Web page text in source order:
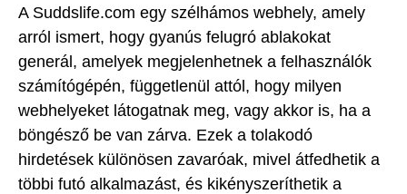
A Suddslife.com egy szélhámos webhely, amely
arról ismert, hogy gyanús felugró ablakokat
generál, amelyek megjelenhetnek a felhasználók
számítógépén, függetlenül attól, hogy milyen
webhelyeket látogatnak meg, vagy akkor is, ha a
böngésző be van zárva. Ezek a tolakodó
hirdetések különösen zavaróak, mivel átfedhetik a
többi futó alkalmazást, és kikényszeríthetik a